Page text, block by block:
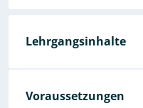
Lehrgangsinhalte
Voraussetzungen